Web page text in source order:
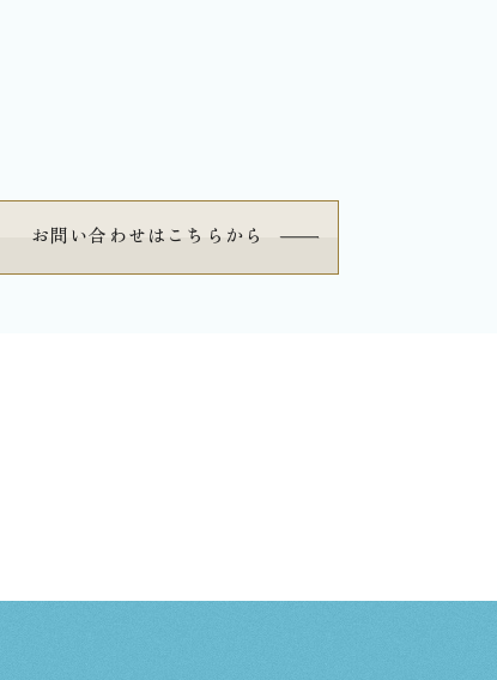
お問い合わせはこちらから